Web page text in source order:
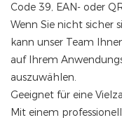
Code 39, EAN- oder
Wenn Sie nicht sicher
kann unser Team
auf Ihrem
auszuwählen.
Geeignet für eine
Mit einem